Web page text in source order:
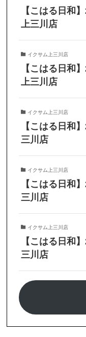
【こはる日和
上三川店
イクサム上三川店
【こはる日和
上三川店
イクサム上三川店
【こはる日和
三川店
イクサム上三川店
【こはる日和
三川店
イクサム上三川店
【こはる日和
三川店